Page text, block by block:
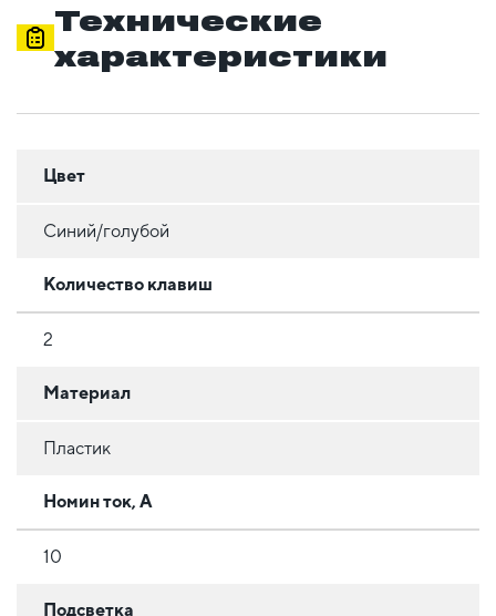
Технические
характеристики
Цвет
Синий/голубой
Количество клавиш
2
Материал
Пластик
Номин ток, А
10
Подсветка